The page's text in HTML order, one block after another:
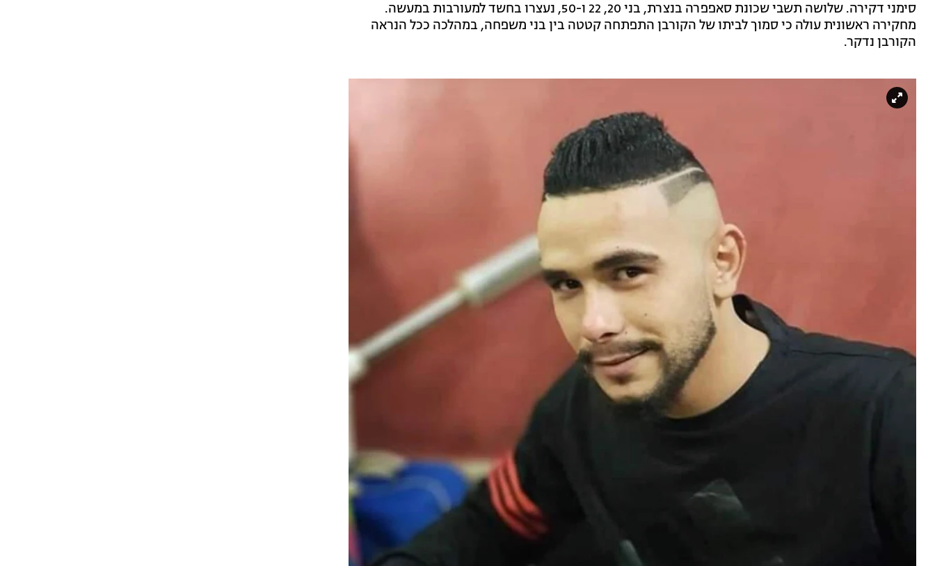
סימני דקירה. שלושה תשבי שכונת סאפפרה בנצרת, בני 20, 22 ו-50, נעצרו בחשד למעורבות במעשה.
מחקירה ראשונית עולה כי סמוך לביתו של הקורבן התפתחה קטטה בין בני משפחה, במהלכה ככל הנראה
הקורבן נדקר.